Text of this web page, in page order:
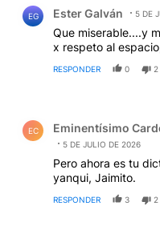
EG Ester Galván 5 DE
Que miserable....y
x respeto al
RESPONDER 0 2
EC Eminentísimo
5 DE JULIO DE 2026
Pero ahora es tu
yanqui, Jaimito.
RESPONDER 3 2